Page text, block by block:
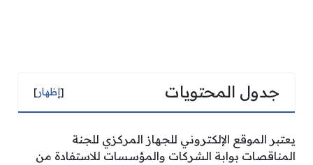
جدول المحتويات [إظهار]
يعتبر الموقع الإلكتروني للجهاز المركزي للجنة
المناقصات بوابة الشركات والمؤسسات للاستفادة من